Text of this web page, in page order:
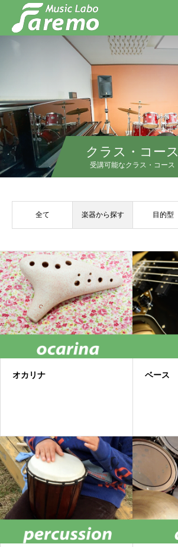
クラス・コース
受講可能なクラス・コース
全て 楽器から探す 目的型
オカリナ ベース